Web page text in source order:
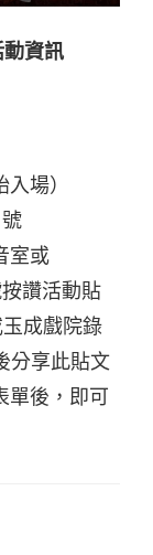
動資訊
場）
室或
讚活動貼
玉成戲院錄
分享此貼文
單後，即可